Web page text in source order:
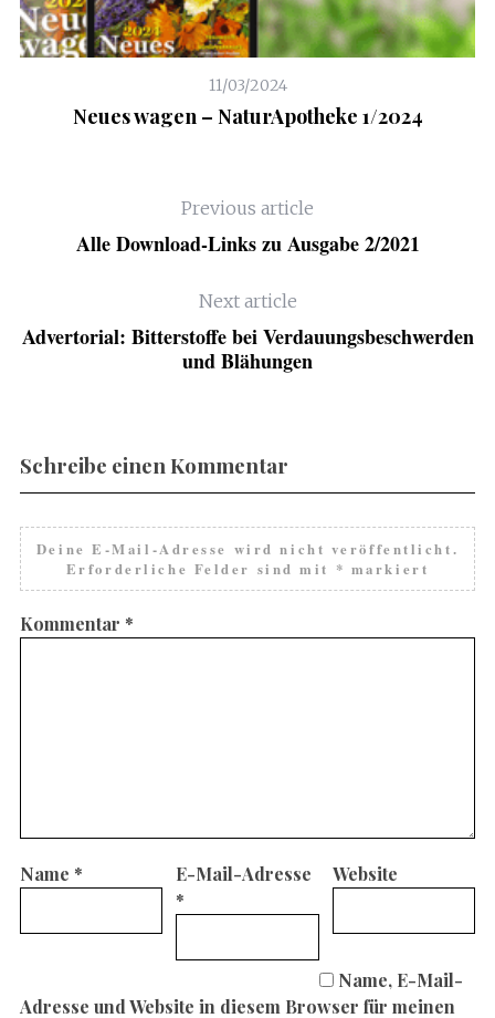
11/03/2024
Neues wagen – NaturApotheke 1/2024
Previous article
Alle Download-Links zu Ausgabe 2/2021
Next article
Advertorial: Bitterstoffe bei Verdauungsbeschwerden
und Blähungen
Schreibe einen Kommentar
Deine E-Mail-Adresse wird nicht veröffentlicht.
Erforderliche Felder sind mit * markiert
Kommentar *
Name *
E-Mail-Adresse
*
Website
Name, E-Mail-
Adresse und Website in diesem Browser für meinen